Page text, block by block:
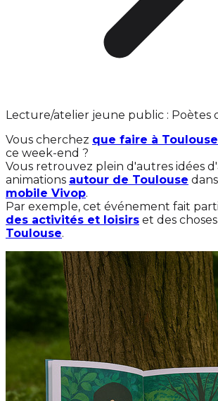
Lecture/atelier jeune public : Poètes
Vous cherchez que faire à Toulouse
ce week-end ?
Vous retrouvez plein d'autres idées
animations autour de Toulouse
mobile Vivop.
Par exemple, cet événement fait
des activités et loisirs et des choses
Toulouse.